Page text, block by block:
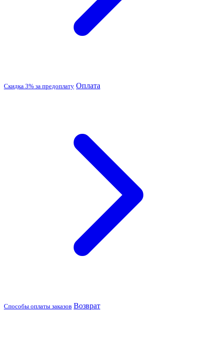
Скидка 3% за предоплату Оплата
Способы оплаты заказов Возврат